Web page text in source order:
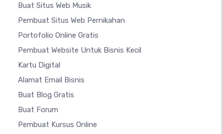
Buat Situs Web Musik
Pembuat Situs Web Pernikahan
Portofolio Online Gratis
Pembuat Website Untuk Bisnis Kecil
Kartu Digital
Alamat Email Bisnis
Buat Blog Gratis
Buat Forum
Pembuat Kursus Online